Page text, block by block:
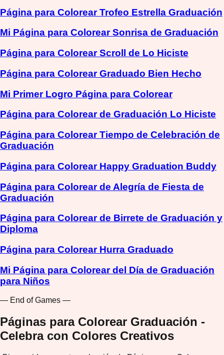
Página para Colorear Trofeo Estrella Graduación
Mi Página para Colorear Sonrisa de Graduación
Página para Colorear Scroll de Lo Hiciste
Página para Colorear Graduado Bien Hecho
Mi Primer Logro Página para Colorear
Página para Colorear de Graduación Lo Hiciste
Página para Colorear Tiempo de Celebración de
Graduación
Página para Colorear Happy Graduation Buddy
Página para Colorear de Alegría de Fiesta de
Graduación
Página para Colorear de Birrete de Graduación y
Diploma
Página para Colorear Hurra Graduado
Mi Página para Colorear del Día de Graduación
para Niños
— End of Games —
Páginas para Colorear Graduación -
Celebra con Colores Creativos